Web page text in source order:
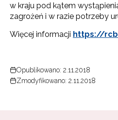
w kraju pod kątem
zagrożeń i w razie potrzeby
Więcej informacji https://
Opublikowano: 2.11.2018
Zmodyfikowano: 2.11.2018